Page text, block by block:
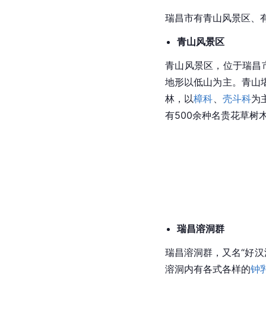
瑞昌市有青山风景区、
青山风景区
青山风景区，位于瑞昌
地形以低山为主。青山
林，以樟科 壳斗科为
有500余种名贵花草树
瑞昌溶洞群
瑞昌溶洞群，又名“好
溶洞内有各式各样的钟